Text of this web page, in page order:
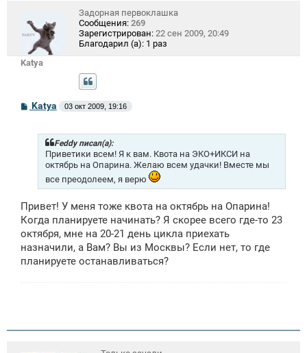
Katya
Задорная первоклашка
Сообщения: 269
Зарегистрирован: 22 сен 2009, 20:49
Благодарил (а): 1 раз
С
о
Katya 03 окт 2009, 19:16
Feddy писал(а):
Приветики всем! Я к вам. Квота на ЭКО+ИКСИ на
октябрь на Опарина. Желаю всем удачки! Вместе мы
все преодолеем, я верю
Привет! У меня тоже квота на октябрь на Опарина!
Когда планируете начинать? Я скорее всего где-то 23
октября, мне на 20-21 день цикла приехать
назначили, а Вам? Вы из Москвы? Если нет, то где
планируете останавливаться?